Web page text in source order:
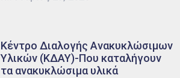
Κέντρο Διαλογής Ανακυκλώσιμων
Υλικών (ΚΔΑΥ)-Που καταλήγουν
τα ανακυκλώσιμα υλικά